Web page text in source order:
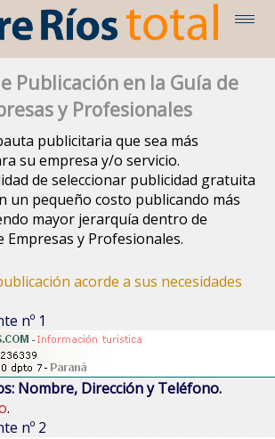
Publicación en la Guía de
y Profesionales
publicitaria que sea más
su empresa y/o servicio.
de seleccionar publicidad gratuita
un pequeño costo publicando más
mayor jerarquía dentro de
Empresas y Profesionales.
acorde a sus necesidades
nº 1
Nombre, Dirección y Teléfono.
.
nº 2